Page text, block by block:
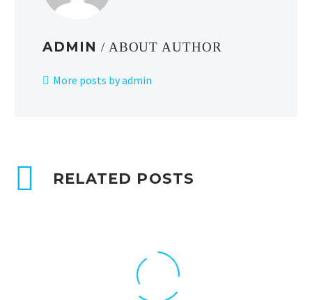
ADMIN / ABOUT AUTHOR
More posts by admin
RELATED POSTS